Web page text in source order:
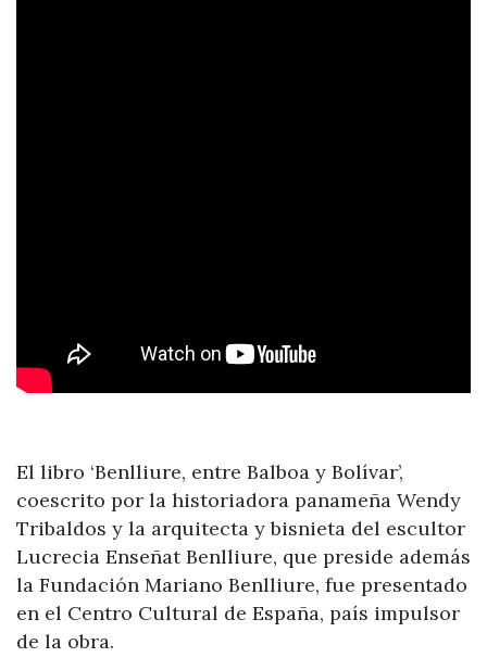
El libro ‘Benlliure, entre Balboa y Bolívar’,
coescrito por la historiadora panameña Wendy
Tribaldos y la arquitecta y bisnieta del escultor
Lucrecia Enseñat Benlliure, que preside además
la Fundación Mariano Benlliure, fue presentado
en el Centro Cultural de España, país impulsor
de la obra.